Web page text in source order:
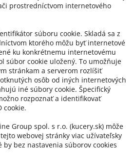
prostredníctvom internetového
súboru cookie. Skladá sa z
ktorého môžu byť internetové
ku konkrétnemu internetovému
súbor cookie uložený. To umožňuje
stránkam a serverom rozlíšiť
osôb od iných internetových
iné súbory cookie. Špecifický
rozpoznať a identifikovať
cookie.
Group spol. s r.o. (kucery.sk) môže
webovej stránky viac užívateľsky
bez nastavenia súborov cookies